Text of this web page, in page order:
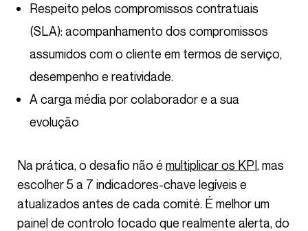
Respeito pelos compromissos contratuais
(SLA): acompanhamento dos compromissos
assumidos com o cliente em termos de serviço,
desempenho e reatividade.
A carga média por colaborador e a sua
evolução
Na prática, o desafio não é multiplicar os KPI, mas
escolher 5 a 7 indicadores-chave legíveis e
atualizados antes de cada comité. É melhor um
painel de controlo focado que realmente alerta, do